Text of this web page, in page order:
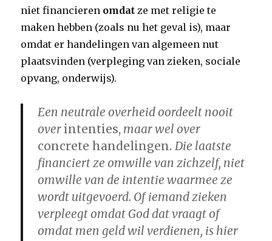
niet financieren omdat ze met religie te
maken hebben (zoals nu het geval is), maar
omdat er handelingen van algemeen nut
plaatsvinden (verpleging van zieken, sociale
opvang, onderwijs).
Een neutrale overheid oordeelt nooit
over intenties, maar wel over
concrete handelingen.Die laatste
financiert ze omwille van zichzelf, niet
omwille van de intentie waarmee ze
wordt uitgevoerd. Of iemand zieken
verpleegt omdat God dat vraagt of
omdat men geld wil verdienen, is hier